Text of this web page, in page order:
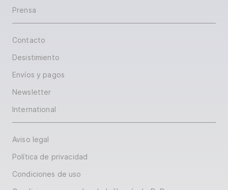
Prensa
Contacto
Desistimiento
Envíos y pagos
Newsletter
International
Aviso legal
Política de privacidad
Condiciones de uso